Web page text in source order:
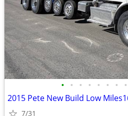
• • • • • • • •
2015 Pete New Build Low
7/31